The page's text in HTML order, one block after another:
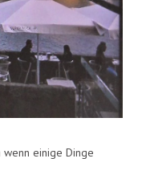
wenn einige Dinge